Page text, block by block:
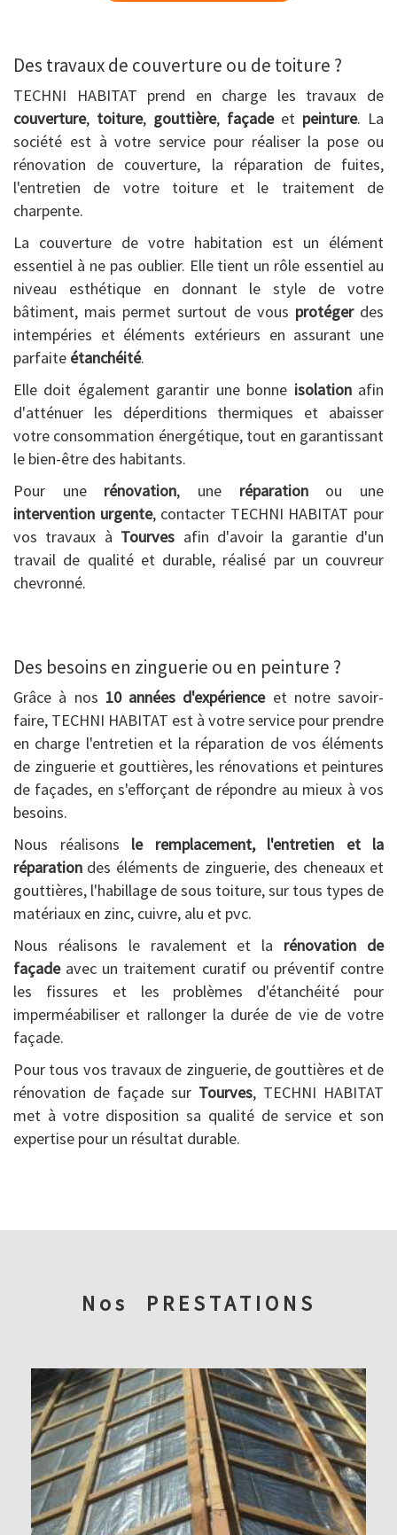
Des travaux de couverture ou de toiture ?
TECHNI HABITAT prend en charge les travaux de
couverture, toiture, gouttière, façadeet peinture. La
société est à votre service pour réaliser la pose ou
rénovation de couverture, la réparation de fuites,
l'entretien de votre toiture et le traitement de
charpente.
La couverture de votre habitation est un élément
essentiel à ne pas oublier. Elle tient un rôle essentiel au
niveau esthétique en donnant le style de votre
bâtiment, mais permet surtout de vous protégerdes
intempéries et éléments extérieurs en assurant une
parfaite étanchéité.
Elle doit également garantir une bonne isolationafin
d'atténuer les déperditions thermiques et abaisser
votre consommation énergétique, tout en garantissant
le bien-être des habitants.
Pour une rénovation, une réparationou une
intervention urgente, contacter TECHNI HABITAT pour
vos travaux à Tourves afin d'avoir la garantie d'un
travail de qualité et durable, réalisé par un couvreur
chevronné.
Des besoins en zinguerie ou en peinture ?
Grâce à nos 10 années d'expérienceet notre savoir-
faire, TECHNI HABITAT est à votre service pour prendre
en charge l'entretien et la réparation de vos éléments
de zinguerie et gouttières, les rénovations et peintures
de façades, en s'efforçant de répondre au mieux à vos
besoins.
Nous réalisons le remplacement, l'entretien et la
réparation des éléments de zinguerie, des cheneaux et
gouttières, l'habillage de sous toiture, sur tous types de
matériaux en zinc, cuivre, alu et pvc.
Nous réalisons le ravalement et la rénovation de
façadeavec un traitement curatif ou préventif contre
les fissures et les problèmes d'étanchéité pour
imperméabiliser et rallonger la durée de vie de votre
façade.
Pour tous vos travaux de zinguerie, de gouttières et de
rénovation de façade sur Tourves, TECHNI HABITAT
met à votre disposition sa qualité de service et son
expertise pour un résultat durable.
Nos PRESTATIONS